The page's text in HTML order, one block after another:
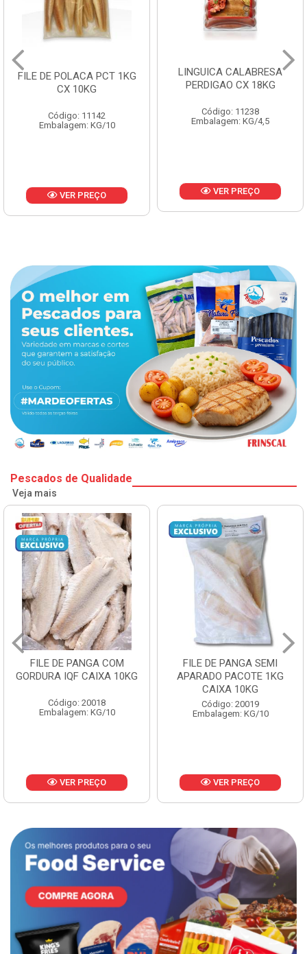
FILE DE POLACA PCT 1KG
CX 10KG
Código: 11142
Embalagem: KG/10
VER PREÇO
LINGUICA CALABRESA
PERDIGAO CX 18KG
Código: 11238
Embalagem: KG/4,5
VER PREÇO
Pescados de Qualidade
Veja mais
FILE DE PANGA COM
GORDURA IQF CAIXA 10KG
Código: 20018
Embalagem: KG/10
VER PREÇO
FILE DE PANGA SEMI
APARADO PACOTE 1KG
CAIXA 10KG
Código: 20019
Embalagem: KG/10
VER PREÇO